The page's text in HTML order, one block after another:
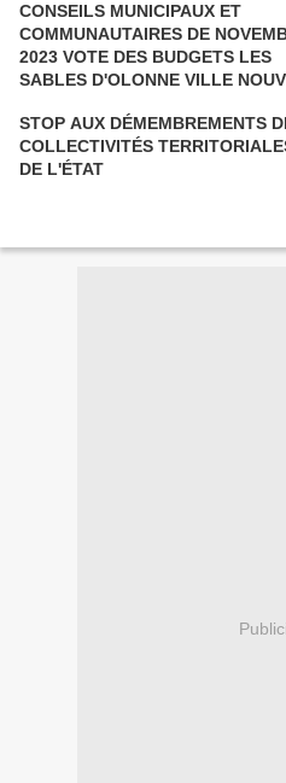
CONSEILS MUNICIPAUX ET
COMMUNAUTAIRES DE
2023 VOTE DES BUDGETS LES
SABLES D'OLONNE VILLE
STOP AUX DÉMEMBREMENTS
COLLECTIVITÉS
DE L'ÉTAT